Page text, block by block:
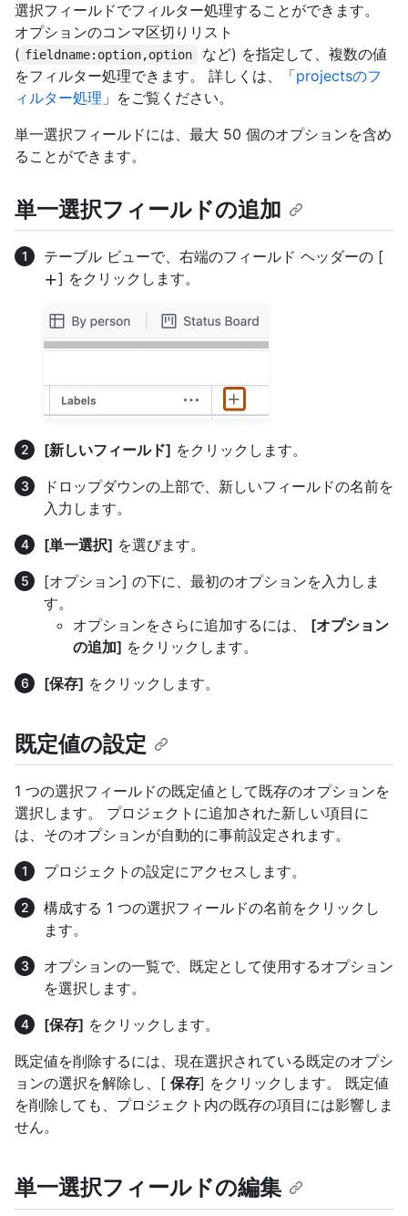
選択フィールドでフィルター処理することができます。
オプションのコンマ区切りリスト
( fieldname:option,option
など) を指定して、複数の値
をフィルター処理できます。 詳しくは、「projectsのフ
ィルター処理 」をご覧ください。
単一選択フィールドには、最大 50 個のオプションを含め
ることができます。
単一選択フィールドの追加
テーブル ビューで、右端のフィールド ヘッダーの [
] をクリックします。
[新しいフィールド] をクリックします。
ドロップダウンの上部で、新しいフィールドの名前を
入力します。
[単一選択] を選びます。
[オプション] の下に、最初のオプションを入力しま
す。
オプションをさらに追加するには、 [オプション
の追加] をクリックします。
[保存] をクリックします。
既定値の設定
1 つの選択フィールドの既定値として既存のオプションを
選択します。 プロジェクトに追加された新しい項目に
は、そのオプションが自動的に事前設定されます。
プロジェクトの設定にアクセスします。
構成する 1 つの選択フィールドの名前をクリックし
ます。
オプションの一覧で、既定として使用するオプション
を選択します。
[保存] をクリックします。
既定値を削除するには、現在選択されている既定のオプシ
ョンの選択を解除し、[ 保存] をクリックします。 既定値
を削除しても、プロジェクト内の既存の項目には影響しま
せん。
単一選択フィールドの編集